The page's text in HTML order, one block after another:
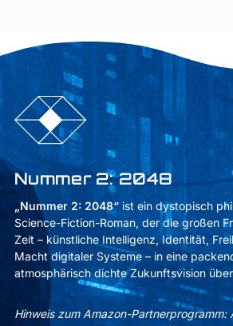
Nummer 2: 2048
„Nummer 2: 2048“ist ein dystopisch
Science-Fiction-Roman, der die großen
Zeit – künstliche Intelligenz, Identität,
Macht digitaler Systeme – in eine
atmosphärisch dichte Zukunftsvision
Hinweis zum Amazon-Partnerprogramm: